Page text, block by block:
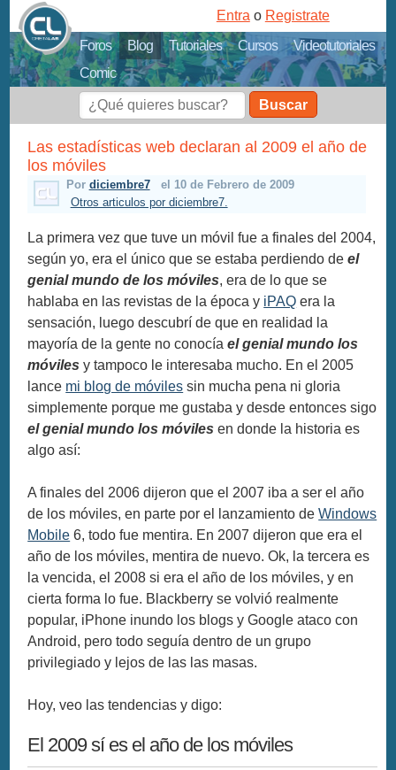
Foros Blog Tutoriales Cursos
Videotutoriales
Comic
Entra o Registrate
Buscar
Las estadísticas web declaran al 2009 el año de
los móviles
Por diciembre7
el 10 de Febrero de 2009
Otros articulos por diciembre7.
La primera vez que tuve un móvil fue a finales del 2004,
según yo, era el único que se estaba perdiendo deel
genial mundo de los móviles, era de lo que se
hablaba en las revistas de la época y iPAQ era la
sensación, luego descubrí de que en realidad la
mayoría de la gente no conocíael genial mundo los
móviles y tampoco le interesaba mucho. En el 2005
lance mi blog de móviles sin mucha pena ni gloria
simplemente porque me gustaba y desde entonces sigo
el genial mundo los móviles en donde la historia es
algo así:
A finales del 2006 dijeron que el 2007 iba a ser el año
de los móviles, en parte por el lanzamiento deWindows
Mobile 6, todo fue mentira. En 2007 dijeron que era el
año de los móviles, mentira de nuevo. Ok, la tercera es
la vencida, el 2008 si era el año de los móviles, y en
cierta forma lo fue. Blackberry se volvió realmente
popular, iPhone inundo los blogs y Google ataco con
Android, pero todo seguía dentro de un grupo
privilegiado y lejos de las las masas.
Hoy, veo las tendencias y digo:
El 2009 sí es el año de los móviles